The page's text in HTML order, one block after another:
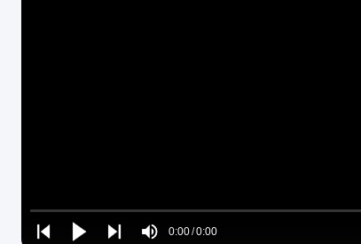
Play
Play
Play
Mute0:00/0:00
Loaded:
0%